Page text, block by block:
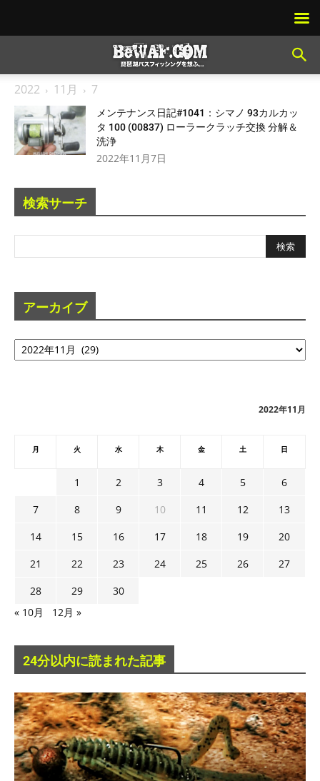
2022 11月 7
メンテナンス日記#1041：シマノ 93カルカッ
タ 100 (00837) ローラークラッチ交換 分解＆
洗浄
2022年11月7日
検索サーチ
アーカイブ
ア
ー
2022年11月
月 火 水 木 金 土 日
1 2 3 4 5
6
7
8 9 10 11 12
13
14
15 16 17 18 19
20
21
22 23 24 25 26
27
28
29
30
« 10月
12月 »
24分以内に読まれた記事